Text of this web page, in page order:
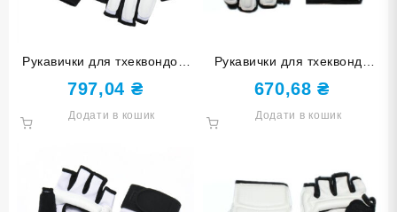
Рукавички для тхеквондо з
напульсником розмір L ZZT-
004 L
797,04 ₴
Додати в кошик
Рукавички для тхеквондо
розмір XS ZTT-005XS
670,68₴
Додати в кошик